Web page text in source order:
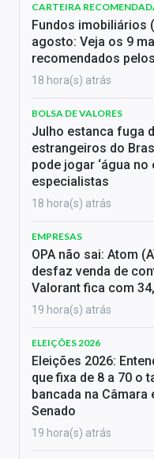
CARTEIRA
Fundos imobiliários
agosto: Veja os 9
recomendados
18 hora(s) atrás
BOLSA DE VALORES
Julho estanca fuga
estrangeiros do
pode jogar ‘água no
especialistas
18 hora(s) atrás
EMPRESAS
OPA não sai: Atom
desfaz venda de
Valorant fica com
19 hora(s) atrás
ELEIÇÕES 2026
Eleições 2026:
que fixa de 8 a 70 o
bancada na
Senado
19 hora(s) atrás